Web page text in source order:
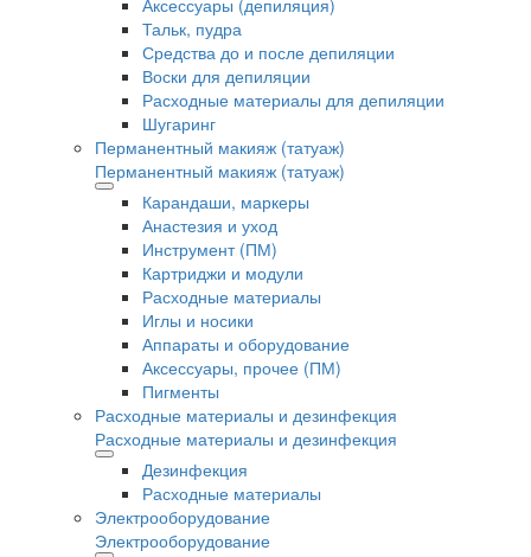
Тальк, пудра
Средства до и после депиляции
Воски для депиляции
Расходные материалы для депиляции
Шугаринг
Перманентный макияж (татуаж)
Перманентный макияж (татуаж)
Карандаши, маркеры
Анастезия и уход
Инструмент (ПМ)
Картриджи и модули
Расходные материалы
Иглы и носики
Аппараты и оборудование
Аксессуары, прочее (ПМ)
Пигменты
Расходные материалы и дезинфекция
Расходные материалы и дезинфекция
Дезинфекция
Расходные материалы
Электрооборудование
Электрооборудование